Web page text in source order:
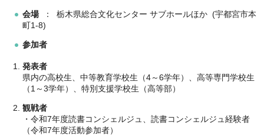
会場： 栃木県総合文化センター サブホールほか (宇都宮市本
町1-8)
参加者
発表者
県内の高校生、中等教育学校生（4～6学年）、高等専門学校生
（1～3学年）、特別支援学校生（高等部）
観戦者
・令和7年度読書コンシェルジュ、読書コンシェルジュ経験者
（令和7年度活動参加者）